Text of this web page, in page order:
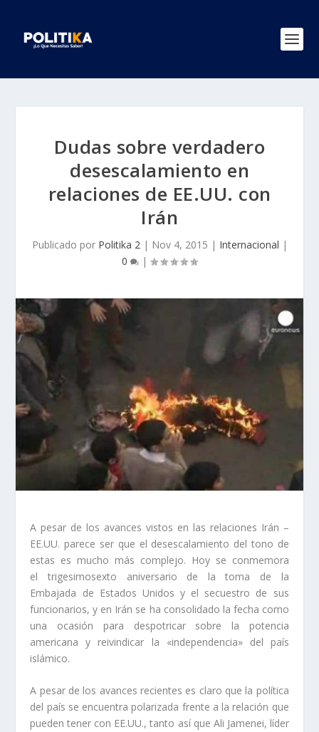
Dudas sobre verdadero
desescalamiento en
relaciones de EE.UU. con
Irán
Publicado por Politika 2| Nov 4, 2015 | Internacional |
0
|
A pesar de los avances vistos en las relaciones Irán –
EE.UU. parece ser que el desescalamiento del tono de
estas es mucho más complejo. Hoy se conmemora
el trigesimosexto aniversario de la toma de la
Embajada de Estados Unidos y el secuestro de sus
funcionarios, y en Irán se ha consolidado la fecha como
una ocasión para despotricar sobre la potencia
americana y reivindicar la «independencia» del país
islámico.
A pesar de los avances recientes es claro que la política
del país se encuentra polarizada frente a la relación que
pueden tener con EE.UU., tanto así que Ali Jamenei, líder